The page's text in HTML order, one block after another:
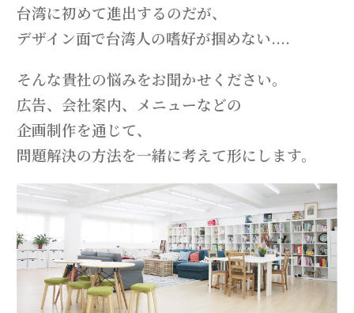
台湾に初めて進出するのだが、
デザイン面で台湾人の嗜好が掴めない....
そんな貴社の悩みをお聞かせください。
広告、会社案内、メニューなどの
企画制作を通じて、
問題解決の方法を一緒に考えて形にします。